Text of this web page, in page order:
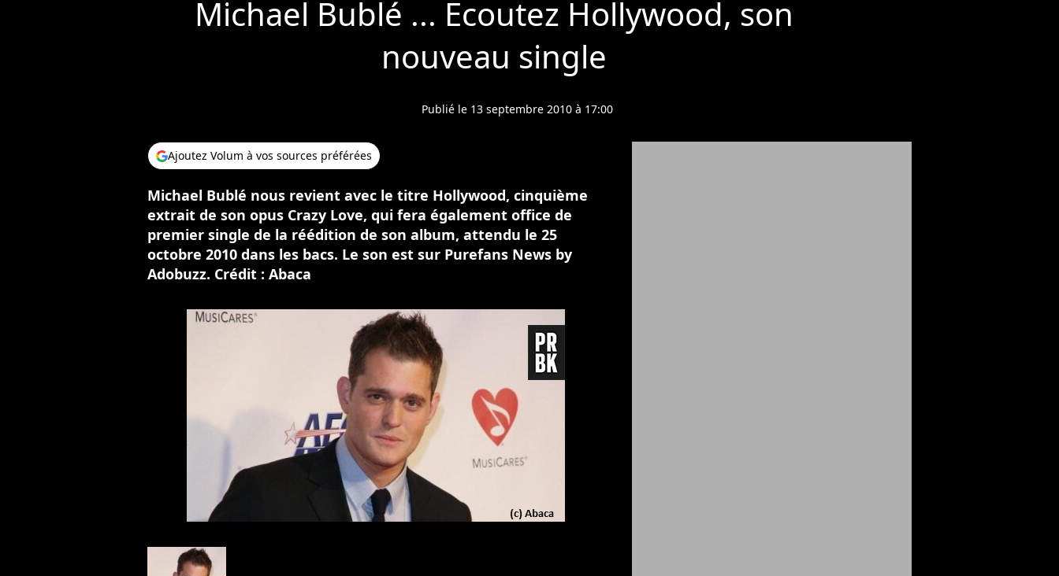
Michael Bublé ... Ecoutez Hollywood, son
nouveau single
Publié le 13 septembre 2010 à 17:00
Ajoutez Volum à vos sources préférées
Michael Bublé nous revient avec le titre Hollywood, cinquième
extrait de son opus Crazy Love, qui fera également office de
premier single de la réédition de son album, attendu le 25
octobre 2010 dans les bacs. Le son est sur Purefans News by
Adobuzz. Crédit : Abaca